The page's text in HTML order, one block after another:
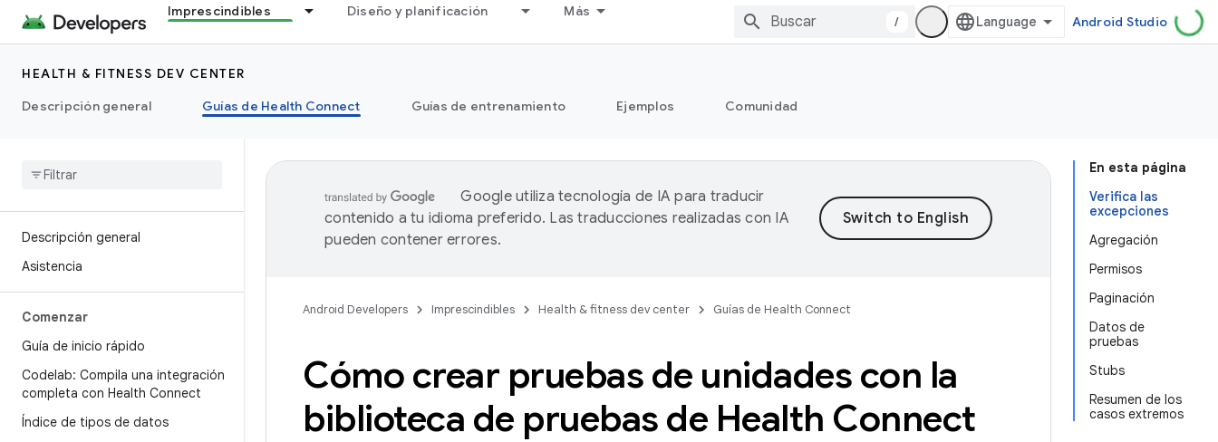
Imprescindibles Diseño y planificación Más
/ Android Studio
HEALTH & FITNESS DEV CENTER
Descripción general
Guías de Health Connect Guías de entrenamiento Ejemplos Comunidad
Descripción general
Asistencia
Comenzar
Guía de inicio rápido
Codelab: Compila una integración
completa con Health Connect
Índice de tipos de datos
En esta página
Verifica las
excepciones
Agregación
Permisos
Paginación
Datos de
pruebas
Stubs
Resumen de los
casos extremos
Google utiliza tecnología de IA para traducir
contenido a tu idioma preferido. Las traducciones realizadas con IA
pueden contener errores.
Android Developers Imprescindibles Health & fitness dev center Guías de Health Connect
Cómo crear pruebas de unidades con la
biblioteca de pruebas de Health Connect